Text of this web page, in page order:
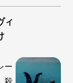
ィ
ー
殺